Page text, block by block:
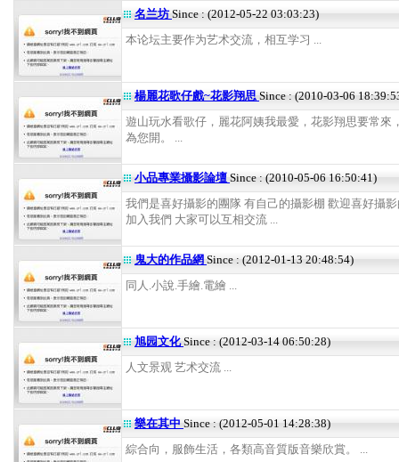
名兰坊 Since : (2012-05-22 03:03:23)
本论坛主要作为艺术交流，相互学习 ...
楊麗花歌仔戲~花影翔思 Since : (2010-03-06
遊山玩水看歌仔，麗花阿姨我最愛，花影翔思要常來
為您開。 ...
小品專業攝影論壇 Since : (2010-05-06 16:50:41)
我們是喜好攝影的團隊 有自己的攝影棚 歡迎喜好攝
加入我們 大家可以互相交流 ...
鬼大的作品網 Since : (2012-01-13 20:48:54)
同人.小說.手繪.電繪 ...
旭园文化Since : (2012-03-14 06:50:28)
人文景观 艺术交流 ...
樂在其中 Since : (2012-05-01 14:28:38)
綜合向，服飾生活，各類高音質版音樂欣賞。 ...